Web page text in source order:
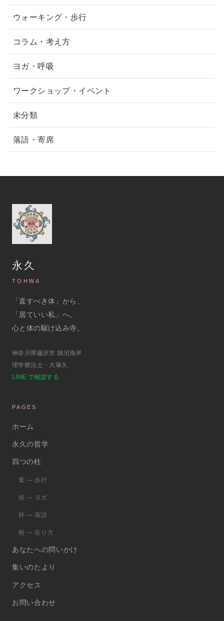
ウォーキング・歩行
コラム・考え方
ヨガ・呼吸
ワークショップ・イベント
未分類
落語・寄席
永久
TOHWA
「直すべき体」から、
「居ていい私」へ。
心と体の駆け込み寺。
神奈川県藤沢市 鵠沼海岸
理学療法士・大塚久
LINE で相談する
PAGES
ホーム
永久の哲学
四つの柱
葉 ― 歩行
枝 ― ヨガ
幹 ― 落語
根 ― 在り方
あなたへの問いかけ
集いのたより
アクセス
お問い合わせ